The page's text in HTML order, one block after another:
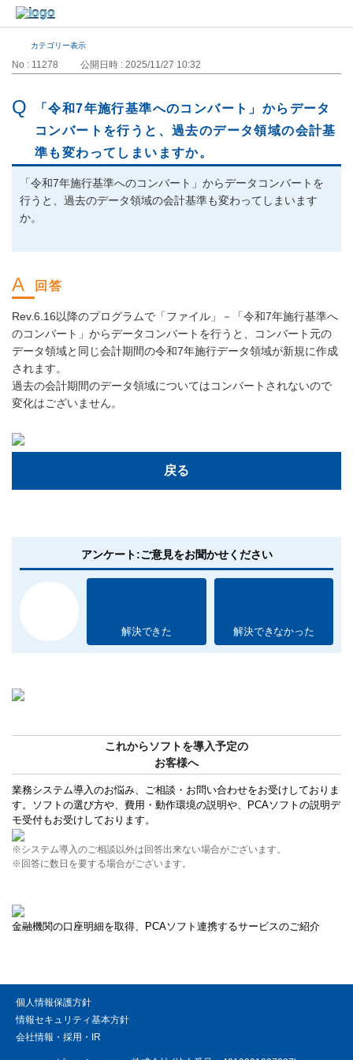
カテゴリー表示
No : 11278 公開日時 : 2025/11/27 10:32
「令和7年施行基準へのコンバート」からデータ
コンバートを行うと、過去のデータ領域の会計基
準も変わってしまいますか。
「令和7年施行基準へのコンバート」からデータコンバートを
行うと、過去のデータ領域の会計基準も変わってしまいます
か。
Rev.6.16以降のプログラムで「ファイル」－「令和7年施行基準へ
のコンバート」からデータコンバートを行うと、コンバート元の
データ領域と同じ会計期間の令和7年施行データ領域が新規に作成
されます。
過去の会計期間のデータ領域についてはコンバートされないので
変化はございません。
戻る
アンケート:ご意見をお聞かせください
解決できた 解決できなかった
これからソフトを導入予定の
お客様へ
業務システム導入のお悩み、ご相談・お問い合わせをお受けしておりま
す。ソフトの選び方や、費用・動作環境の説明や、PCAソフトの説明デ
モ受付もお受けしております。
※システム導入のご相談以外は回答出来ない場合がございます。
※回答に数日を要する場合がございます。
金融機関の口座明細を取得、PCAソフト連携するサービスのご紹介
個人情報保護方針
情報セキュリティ基本方針
会社情報・採用・IR